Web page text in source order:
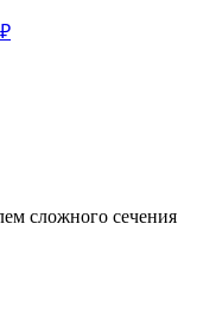
сложного сечения